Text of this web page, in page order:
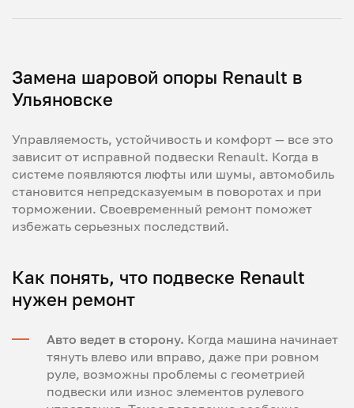
Замена шаровой опоры Renault в
Ульяновске
Управляемость, устойчивость и комфорт — все это
зависит от исправной подвески Renault. Когда в
системе появляются люфты или шумы, автомобиль
становится непредсказуемым в поворотах и при
торможении. Своевременный ремонт поможет
избежать серьезных последствий.
Как понять, что подвеске Renault
нужен ремонт
Авто ведет в сторону. Когда машина начинает
тянуть влево или вправо, даже при ровном
руле, возможны проблемы с геометрией
подвески или износ элементов рулевого